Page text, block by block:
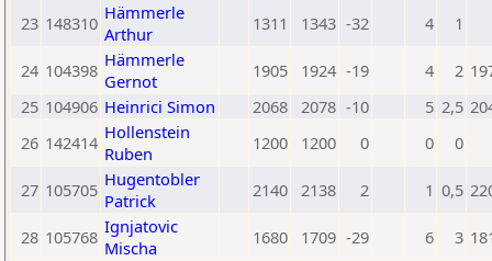
23 148310 Hämmerle
Arthur
1311 1343 -32 4 1
24 104398 Hämmerle
Gernot
1905 1924 -19 4 2
25 104906 Heinrici Simon 2068 2078 -10 5 2,5
26 142414 Hollenstein
Ruben
1200 1200 0 0 0
27 105705 Hugentobler
Patrick
2140 2138 2 1 0,5
28 105768 Ignjatovic
Mischa
1680 1709 -29 6 3